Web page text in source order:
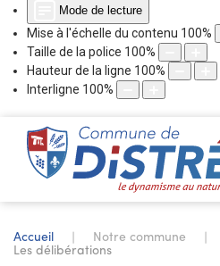
Mode de lecture
Mise à l'échelle du contenu 100%
Taille de la police 100%
Hauteur de la ligne 100%
Interligne 100%
Accueil Notre commune
Les délibérations